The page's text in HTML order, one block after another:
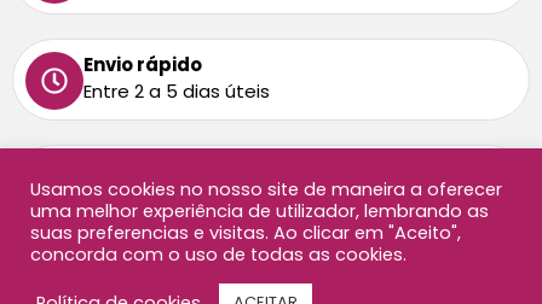
Envio rápido
Entre 2 a 5 dias úteis
Ligue-nos: 213 872 458
Chamada para rede fixa nacional
Copyright ©2026 Oficina Didáctica, todos os direitos
Usamos cookies no nosso site de maneira a oferecer
uma melhor experiência de utilizador, lembrando as
suas preferencias e visitas. Ao clicar em "Aceito",
concorda com o uso de todas as cookies.